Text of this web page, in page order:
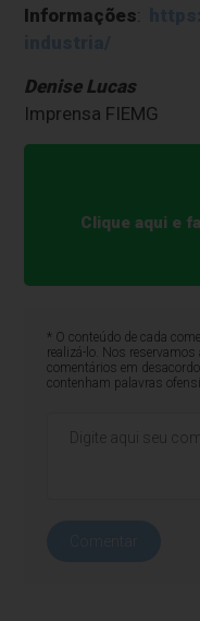
Informações:
Denise Lucas
Imprensa FIEMG
Clique aqui e
* O conteúdo de cada
realizá-lo. Nos
comentários em
contenham palavras